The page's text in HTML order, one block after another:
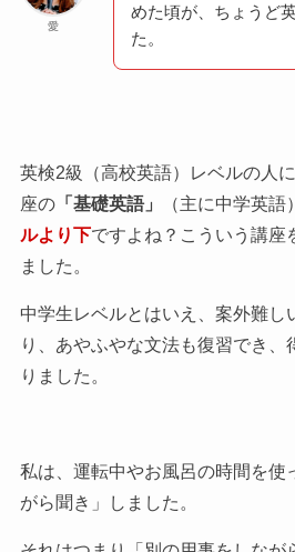
愛
めた頃が、ちょうど
た。
英検2級（高校英語）レベルの人
座の「基礎英語」 （主に中学英語
ルより下ですよね？こういう講座
ました。
中学生レベルとはいえ、案外難し
り、あやふやな文法も復習でき、
りました。
私は、運転中やお風呂の時間を使
がら聞き」しました。